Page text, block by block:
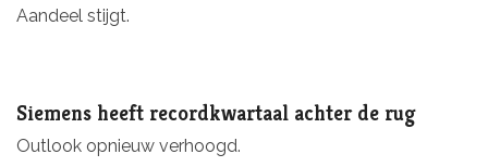
Onze Pro’s
Over ons
Aandeel stijgt.
Siemens heeft recordkwartaal achter de rug
Outlook opnieuw verhoogd.